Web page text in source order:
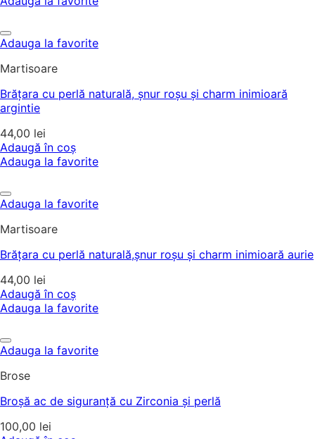
Adauga la favorite
Martisoare
Brățara cu perlă naturală, șnur roșu și charm inimioară
argintie
44,00 lei
Adaugă în coș
Adauga la favorite
Adauga la favorite
Martisoare
Brățara cu perlă naturală,șnur roșu și charm inimioară aurie
44,00 lei
Adaugă în coș
Adauga la favorite
Adauga la favorite
Brose
Broșă ac de siguranță cu Zirconia și perlă
100,00 lei